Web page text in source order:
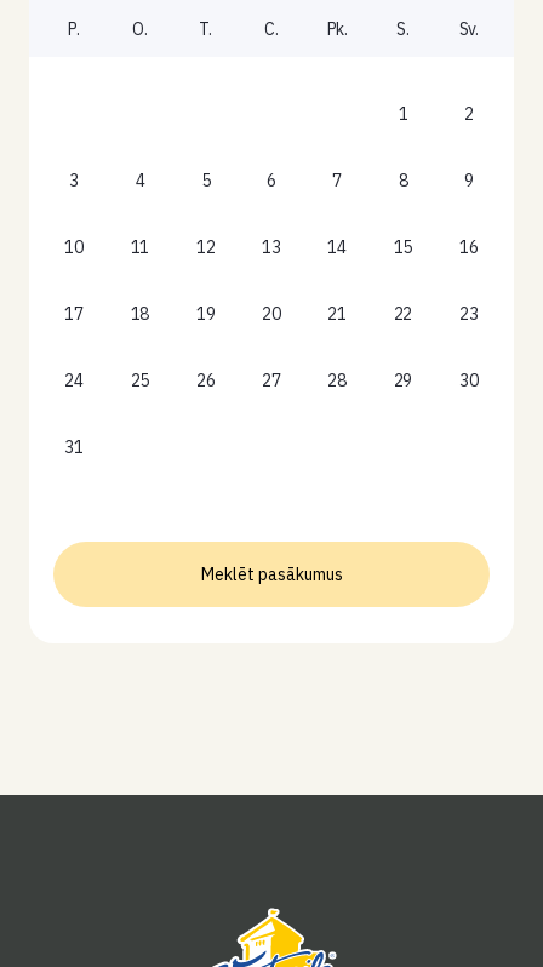
P. O. T. C. Pk. S. Sv.
1 2
3 4 5 6 7 8 9
10 11 12 13 14 15 16
17 18 19 20 21 22 23
24 25 26 27 28 29 30
31
Meklēt pasākumus